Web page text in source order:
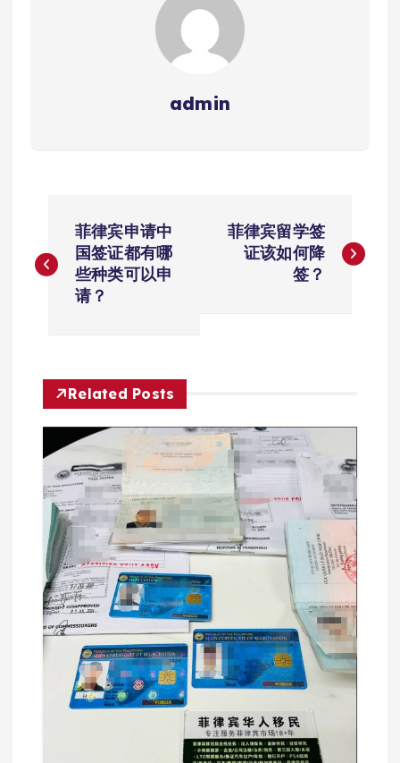
admin
章
菲律宾申请中
国签证都有哪
些种类可以申
请？
菲律宾留学签
证该如何降
签？
Related Posts